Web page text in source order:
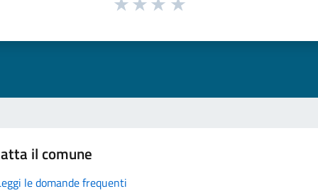
il comune
le domande frequenti